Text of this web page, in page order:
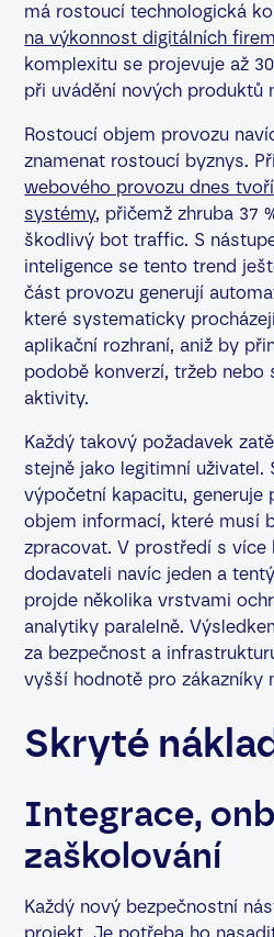
má rostoucí technologická
na výkonnost digitálních firem
komplexitu se projevuje až
při uvádění nových produktů
Rostoucí objem provozu
znamenat rostoucí byznys.
webového provozu dnes
systémy, přičemž zhruba 37
škodlivý bot traffic. S
inteligence se tento trend
část provozu generují
které systematicky
aplikační rozhraní, aniž by
podobě konverzí, tržeb nebo
aktivity.
Každý takový požadavek
stejně jako legitimní uživatel.
výpočetní kapacitu, generuje
objem informací, které musí
zpracovat. V prostředí s více
dodavateli navíc jeden a
projde několika vrstvami
analytiky paralelně.
za bezpečnost a
vyšší hodnotě pro zákazníky
Skryté
Integrace,
zaškolování
Každý nový bezpečnostní